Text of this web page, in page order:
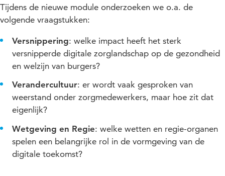
Tijdens de nieuwe module onderzoeken we o.a. de
volgende vraagstukken:
Versnippering: welke impact heeft het sterk
versnipperde digitale zorglandschap op de gezondheid
en welzijn van burgers?
Verandercultuur: er wordt vaak gesproken van
weerstand onder zorgmedewerkers, maar hoe zit dat
eigenlijk?
Wetgeving en Regie: welke wetten en regie-organen
spelen een belangrijke rol in de vormgeving van de
digitale toekomst?